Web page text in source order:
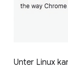
Unter Linux